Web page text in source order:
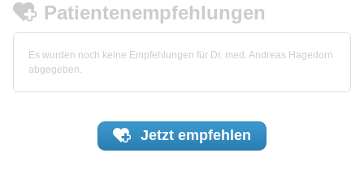
Patientenempfehlungen
Es wurden noch keine Empfehlungen für Dr. med. Andreas Hagedorn
abgegeben.
Jetzt empfehlen